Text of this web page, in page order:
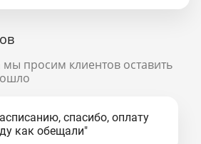
просим клиентов оставить
спасибо, оплату
как обещали"